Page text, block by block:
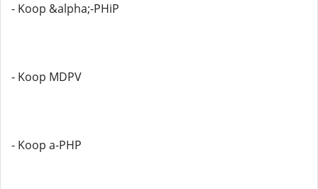
- Koop &alpha;-PHiP
- Koop MDPV
- Koop a-PHP